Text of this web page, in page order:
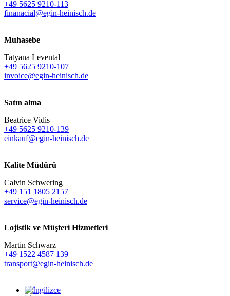
+49 5625 9210-113
finanacial@egin-heinisch.de
Muhasebe
Tatyana Levental
+49 5625 9210-107
invoice@egin-heinisch.de
Satın alma
Beatrice Vidis
+49 5625 9210-139
einkauf@egin-heinisch.de
Kalite Müdürü
Calvin Schwering
+49 151 1805 2157
service@egin-heinisch.de
Lojistik ve Müşteri Hizmetleri
Martin Schwarz
+49 1522 4587 139
transport@egin-heinisch.de